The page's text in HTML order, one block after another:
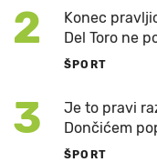
2
Konec
Del Toro ne
ŠPORT
3
Je to pravi
Dončićem
ŠPORT